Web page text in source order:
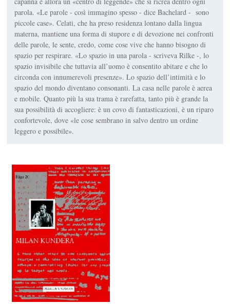
parola. «Le parole - così immagino spesso - dice Bachelard - sono
piccole case». Celati, che ha preso residenza lontano dalla lingua
materna, mantiene una forma di stupore e di devozione nei confronti
delle parole, le sente, credo, come cose vive che hanno bisogno di
spazio per respirare. «Lo spazio in una parola - scriveva Rilke -, lo
spazio invisibile che tuttavia all’uomo è consentito abitare e che lo
circonda con innumerevoli presenze». Lo spazio dell’intimità e lo
spazio del mondo diventano consonanti. La casa nelle parole è aerea
e mobile. Quanto più la sua trama è rarefatta, tanto più è grande la
sua possibilità di accogliere: è un covo di fantasticazioni, è un riparo
confortevole, dove «le cose sembrano in salvo dentro un ordine
leggero e possibile».